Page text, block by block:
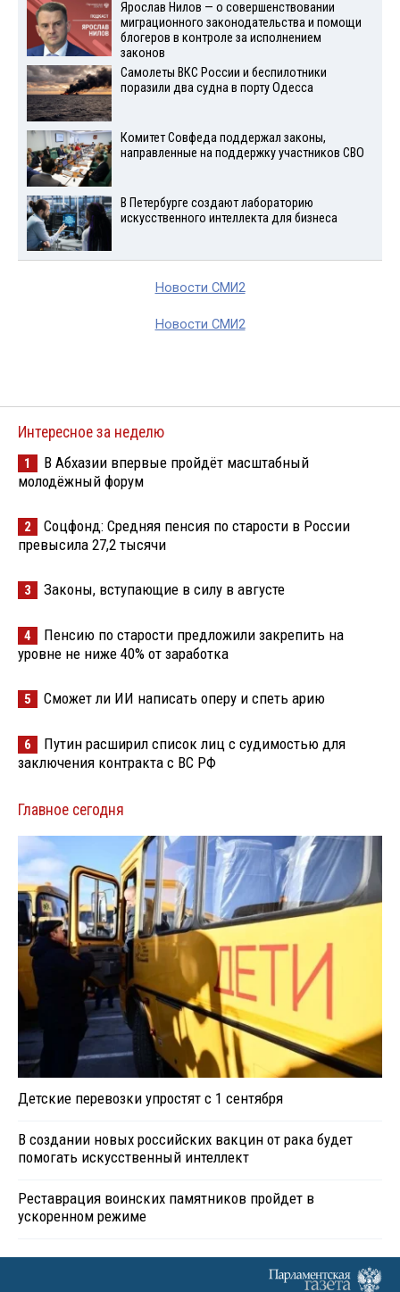
Ярослав Нилов — о совершенствовании
миграционного законодательства и помощи
блогеров в контроле за исполнением
законов
Самолеты ВКС России и беспилотники
поразили два судна в порту Одесса
Комитет Совфеда поддержал законы,
направленные на поддержку участников СВО
В Петербурге создают лабораторию
искусственного интеллекта для бизнеса
Новости СМИ2
Новости СМИ2
Интересное за неделю
1
В Абхазии впервые пройдёт масштабный
молодёжный форум
2
Соцфонд: Средняя пенсия по старости в России
превысила 27,2 тысячи
3 Законы, вступающие в силу в августе
4
Пенсию по старости предложили закрепить на
уровне не ниже 40% от заработка
5 Сможет ли ИИ написать оперу и спеть арию
6
Путин расширил список лиц с судимостью для
заключения контракта с ВС РФ
Главное сегодня
Детские перевозки упростят с 1 сентября
В создании новых российских вакцин от рака будет
помогать искусственный интеллект
Реставрация воинских памятников пройдет в
ускоренном режиме